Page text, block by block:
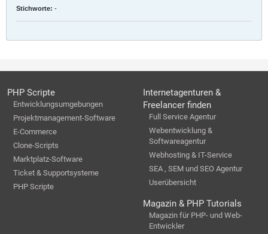
attachement'
"\n name=\"".$FileName.
$header.=
"\nContent-Transfer-
Encoding: base64"
$header.="\nContent-Disposition: inline;"
"\n filename=\"" . $FileName
";
//$header .= "\n$FileContent";
}
$sendmail_okay
imap_mail($_POST['to1'],$_POST[
subject1'], $_POST ['message1'
,$_POST['copy2' 'returnpath1']);
if(
"Nachricht(en) wurde erfolgreich gesend
$_SERVER['PHP_SELF'
Stichworte: -
PHP Scripte
Entwicklungsumgebungen
Projektmanagement-Software
E-Commerce
Clone-Scripts
Marktplatz-Software
Ticket & Supportsysteme
PHP Scripte
Internetagenturen &
Freelancer finden
Full Service Agentur
Webentwicklung &
Softwareagentur
Webhosting & IT-Service
SEA , SEM und SEO Agentur
Userübersicht
Magazin & PHP Tutorials
Magazin für PHP- und Web-
Entwickler